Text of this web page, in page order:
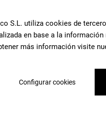
completa
S.L. utiliza cookies de
en base a la
más información visite
Configurar cookies